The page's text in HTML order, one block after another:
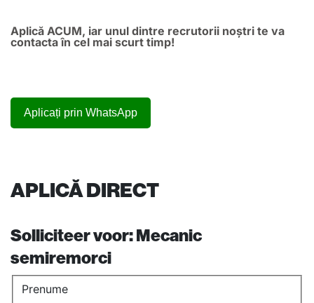
Aplică ACUM, iar unul dintre recrutorii noștri te va
contacta în cel mai scurt timp!
Aplicați prin WhatsApp
APLICĂ DIRECT
Solliciteer voor:Mecanic
semiremorci
Prenume